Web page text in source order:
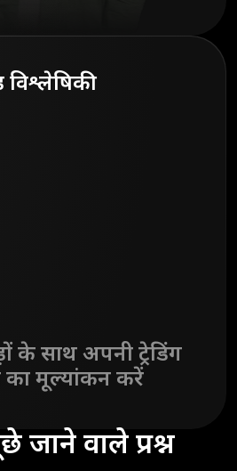
विश्लेषिकी
के साथ अपनी ट्रेडिंग
मूल्यांकन करें
वाले प्रश्न